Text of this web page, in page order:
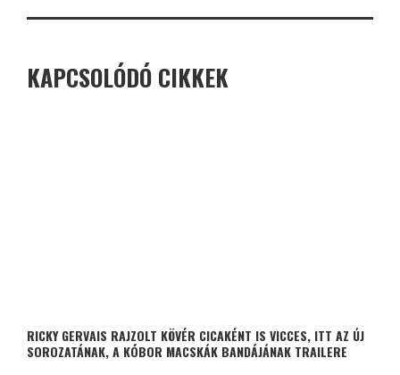
KAPCSOLÓDÓ CIKKEK
RICKY GERVAIS RAJZOLT KÖVÉR CICAKÉNT IS VICCES, ITT AZ ÚJ
SOROZATÁNAK, A KÓBOR MACSKÁK BANDÁJÁNAK TRAILERE